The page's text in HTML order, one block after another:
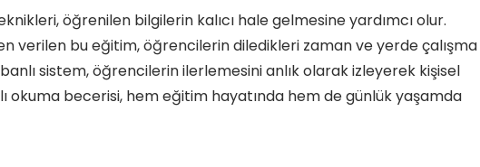
öğrenilen bilgilerin kalıcı hale gelmesine yardımcı olur.
verilen bu eğitim, öğrencilerin diledikleri zaman ve yerde çalışma
sistem, öğrencilerin ilerlemesini anlık olarak izleyerek kişisel
okuma becerisi, hem eğitim hayatında hem de günlük yaşamda